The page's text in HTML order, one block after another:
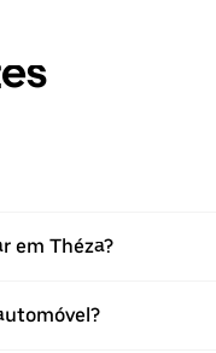
em Théza?